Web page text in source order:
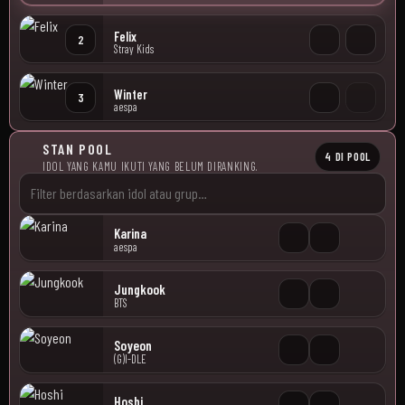
2 Felix
Stray Kids
3 Winter
aespa
STAN POOL
IDOL YANG KAMU IKUTI YANG BELUM DIRANKING.
4 DI POOL
Karina
aespa
Jungkook
BTS
Soyeon
(G)I-DLE
Hoshi